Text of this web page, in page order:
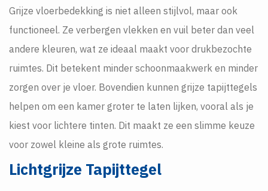
Grijze vloerbedekking is niet alleen stijlvol, maar ook
functioneel. Ze verbergen vlekken en vuil beter dan veel
andere kleuren, wat ze ideaal maakt voor drukbezochte
ruimtes. Dit betekent minder schoonmaakwerk en minder
zorgen over je vloer. Bovendien kunnen grijze tapijttegels
helpen om een kamer groter te laten lijken, vooral als je
kiest voor lichtere tinten. Dit maakt ze een slimme keuze
voor zowel kleine als grote ruimtes.
Lichtgrijze Tapijttegel